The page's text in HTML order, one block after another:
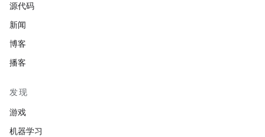
源代码
新闻
博客
播客
发现
游戏
机器学习